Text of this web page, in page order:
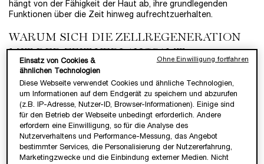
hängt von der Fähigkeit der Haut ab, ihre grundlegenden
Funktionen über die Zeit hinweg aufrechtzuerhalten.
WARUM SICH DIE ZELLREGENERATION
MIT DER ZEIT VERLANGSAMT
Während des Zellerneuerungszyklus wandert die in der
Basalschicht der Epidermis gebildete Zelle allmählich an die
Hautoberfläche. Mit der Zeit verlangsamt sich dieser Zyklus
jedoch tendenziell. Alterung, Stress, übermäßige
Sonneneinstrahlung oder sogar hormonelle Veränderungen –
bestimmte Faktoren können den natürlichen
Erneuerungsrhythmus der Zellregeneration der Haut
beeinflussen.
Einsatz von Cookies &
ähnlichen Technologien
Diese Webseite verwendet Cookies und ähnliche Technologien,
um Informationen auf dem Endgerät zu speichern und abzurufen
(z.B. IP-Adresse, Nutzer-ID, Browser-Informationen). Einige sind
für den Betrieb der Webseite unbedingt erforderlich. Andere
erfordern eine Einwilligung, so für die Analyse des
Nutzerverhaltens und Performance-Messung, das Angebot
bestimmter Services, die Personalisierung der Nutzererfahrung,
Marketingzwecke und die Einbindung externer Medien. Nicht
Ohne Einwilligung fortfahren